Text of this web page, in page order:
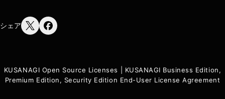
シェア
KUSANAGI Open Source Licenses
KUSANAGI Business Edition,
Premium Edition, Security Edition End-User License Agreement